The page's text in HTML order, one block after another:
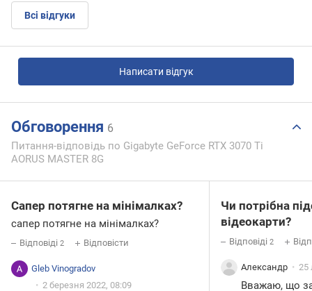
Всі відгуки
Написати відгук
Обговорення 6
Питання-відповідь по Gigabyte GeForce RTX 3070 Ti
AORUS MASTER 8G
Сапер потягне на мінімалках?
сапер потягне на мінімалках?
Відповіді 2 Відповісти
Gleb Vinogradov
2 березня 2022, 08:09
Чи потрібна
відеокарти?
Відповіді 2
Александр 25
Вважаю, що